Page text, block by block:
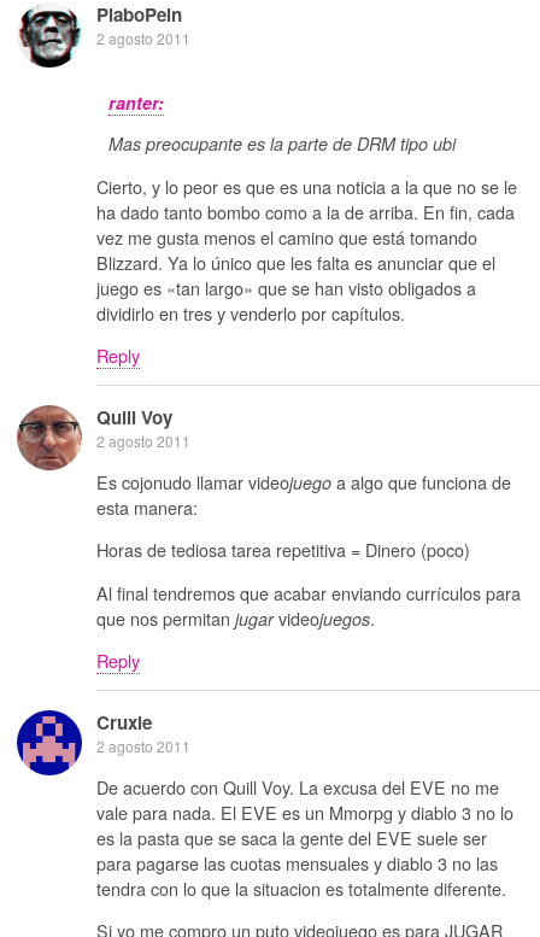
PlaboPein
2 agosto 2011
ranter:
Mas preocupante es la parte de DRM tipo ubi
Cierto, y lo peor es que es una noticia a la que no se le
ha dado tanto bombo como a la de arriba. En fin, cada
vez me gusta menos el camino que está tomando
Blizzard. Ya lo único que les falta es anunciar que el
juego es «tan largo» que se han visto obligados a
dividirlo en tres y venderlo por capítulos.
Reply
Quill Voy
2 agosto 2011
Es cojonudo llamar videojuego a algo que funciona de
esta manera:
Horas de tediosa tarea repetitiva = Dinero (poco)
Al final tendremos que acabar enviando currículos para
que nos permitan jugarvideojuegos.
Reply
Cruxie
2 agosto 2011
De acuerdo con Quill Voy. La excusa del EVE no me
vale para nada. El EVE es un Mmorpg y diablo 3 no lo
es la pasta que se saca la gente del EVE suele ser
para pagarse las cuotas mensuales y diablo 3 no las
tendra con lo que la situacion es totalmente diferente.
Si yo me compro un puto videojuego es para JUGAR